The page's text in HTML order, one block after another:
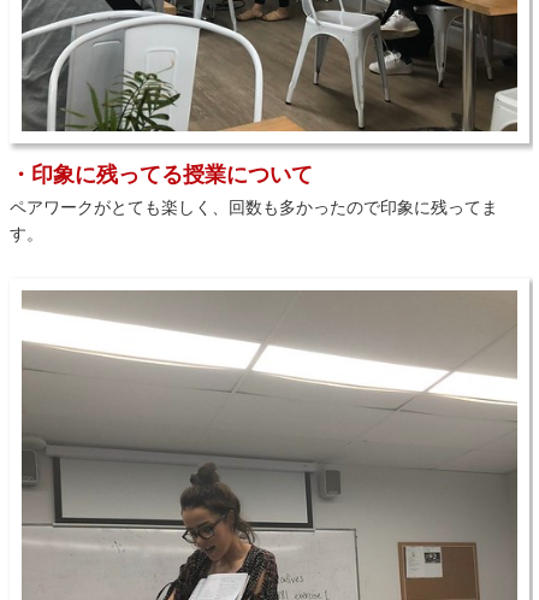
・印象に残ってる授業について
ペアワークがとても楽しく、回数も多かったので印象に残ってま
す。